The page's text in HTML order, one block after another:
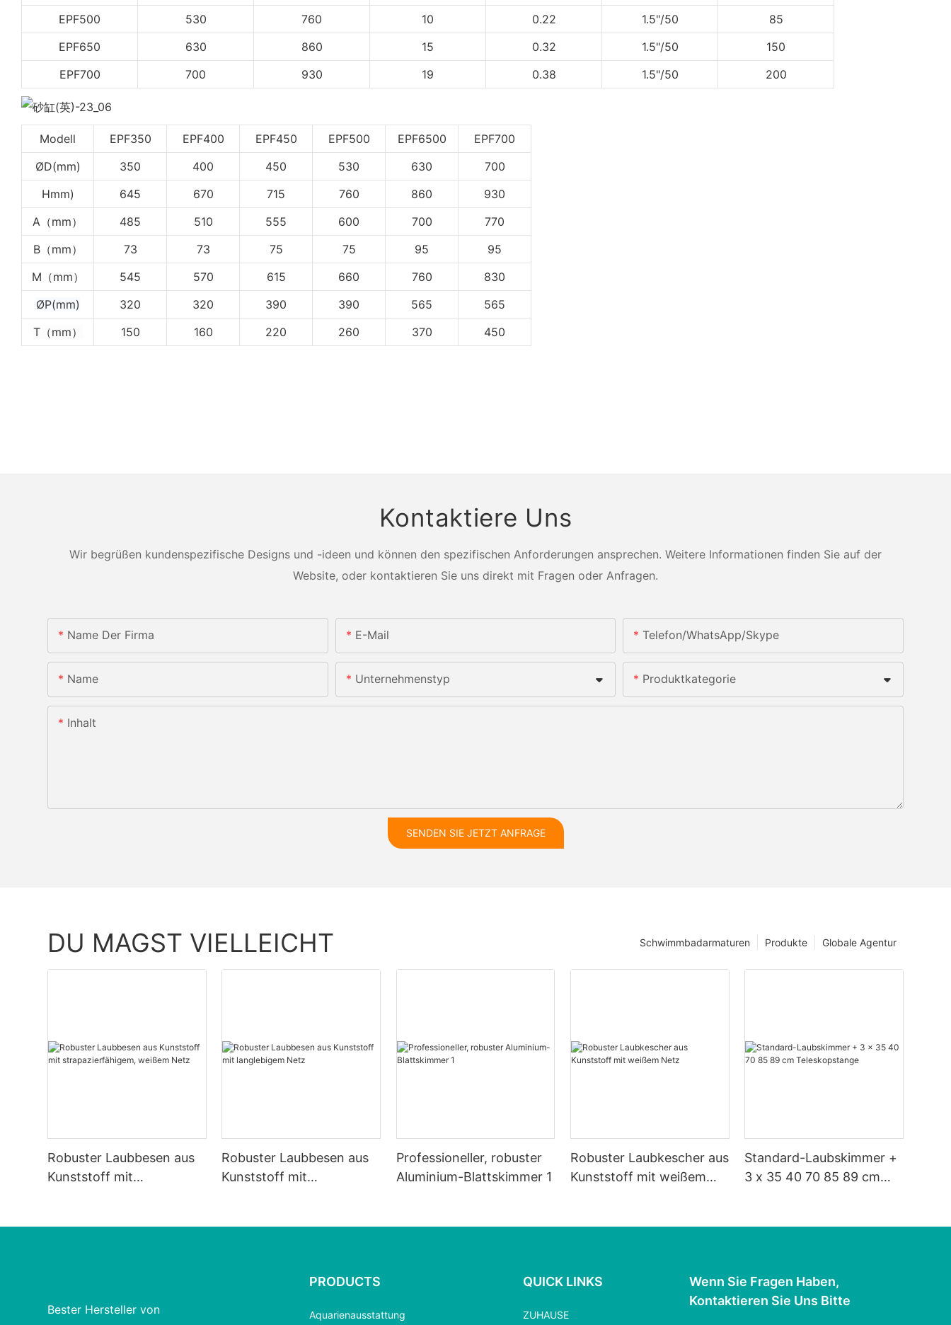
EPF500
530 760 10 0.22 1.5"/50
85
EPF650
630 860 15 0.32 1.5"/50
150
EPF700
700 930 19 0.38 1.5"/50 200
Modell EPF350 EPF400 EPF450 EPF500 EPF6500
EPF700
ØD(mm)
350 400 450 530 630
700
Hmm)
645 670 715 760 860
930
A（mm）
485 510 555 600 700
770
B（mm）
73 73 75 75 95
95
M（mm）
545 570 615 660 760
830
ØP(mm)
320 320 390 390 565
565
T（mm）
150 160 220 260 370 450
Kontaktiere Uns
Wir begrüßen kundenspezifische Designs und -ideen und können den spezifischen Anforderungen ansprechen. Weitere Informationen finden Sie auf der
Website, oder kontaktieren Sie uns direkt mit Fragen oder Anfragen.
Name Der Firma E-Mail Telefon/WhatsApp/Skype
Name Unternehmenstyp Produktkategorie
Inhalt
SENDEN SIE JETZT ANFRAGE
DU MAGST VIELLEICHT Globale Agentur
Produkte
Schwimmbadarmaturen
Robuster Laubbesen aus
Kunststoff mit
Robuster Laubbesen aus
Kunststoff mit
Professioneller, robuster
Aluminium-Blattskimmer 1
Robuster Laubkescher aus
Kunststoff mit weißem
Standard-Laubskimmer +
3 x 35 40 70 85 89 cm
Bester Hersteller von
PRODUCTS
Aquarienausstattung
QUICK LINKS
ZUHAUSE
Wenn Sie Fragen Haben,
Kontaktieren Sie Uns Bitte